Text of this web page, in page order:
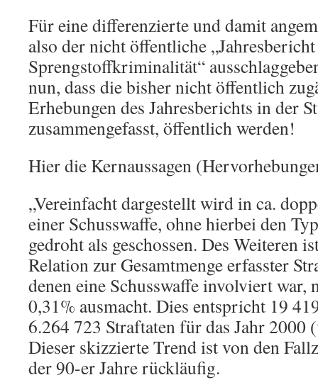
Für eine differenzierte und damit
also der nicht öffentliche
Sprengstoffkriminalität“
nun, dass die bisher nicht öffentlich
Erhebungen des Jahresberichts in der
zusammengefasst, öffentlich werden!
Hier die Kernaussagen
„Vereinfacht dargestellt wird in ca.
einer Schusswaffe, ohne hierbei den
gedroht als geschossen. Des Weiteren
Relation zur Gesamtmenge erfasster
denen eine Schusswaffe involviert
0,31% ausmacht. Dies entspricht 19
6.264 723 Straftaten für das Jahr 2000
Dieser skizzierte Trend ist von den
der 90-er Jahre rückläufig.